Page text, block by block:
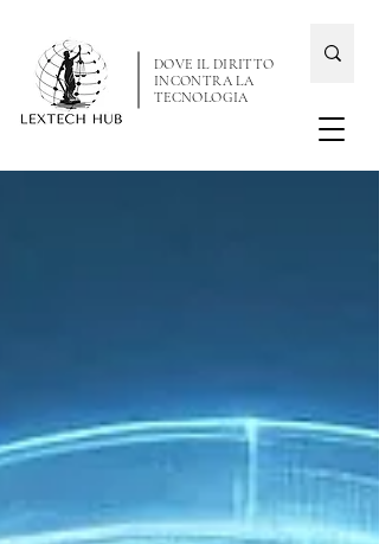
DOVE IL DIRITTO
INCONTRA LA
TECNOLOGIA